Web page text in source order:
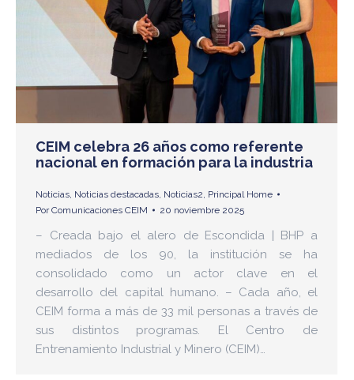
CEIM celebra 26 años como referente
nacional en formación para la industria
Noticias, Noticias destacadas, Noticias2, Principal Home
PorComunicaciones CEIM 20 noviembre 2025
– Creada bajo el alero de Escondida | BHP a
mediados de los 90, la institución se ha
consolidado como un actor clave en el
desarrollo del capital humano. – Cada año, el
CEIM forma a más de 33 mil personas a través de
sus distintos programas. El Centro de
Entrenamiento Industrial y Minero (CEIM)…